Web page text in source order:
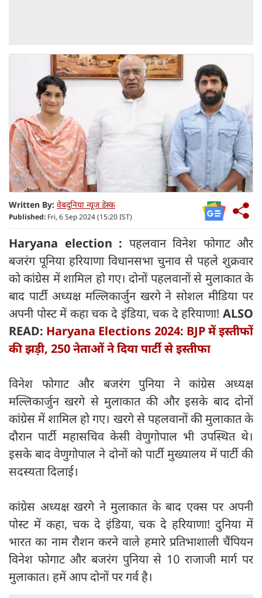
Written By: वेबदुनिया न्यूज डेस्क
Published: Fri, 6 Sep 2024 (15:20 IST)
Haryana election : पहलवान विनेश फोगाट और
बजरंग पूनिया हरियाणा विधानसभा चुनाव से पहले शुक्रवार
को कांग्रेस में शामिल हो गए। दोनों पहलवानों से मुलाकात के
बाद पार्टी अध्यक्ष मल्लिकार्जुन खरगे ने सोशल मीडिया पर
अपनी पोस्ट में कहा चक दे इंडिया, चक दे हरियाणा! ALSO
READ: Haryana Elections 2024: BJP में इस्तीफों
की झड़ी, 250 नेताओं ने दिया पार्टी से इस्तीफा
विनेश फोगाट और बजरंग पुनिया ने कांग्रेस अध्यक्ष
मल्लिकार्जुन खरगे से मुलाकात की और इसके बाद दोनों
कांग्रेस में शामिल हो गए। खरगे से पहलवानों की मुलाकात के
दौरान पार्टी महासचिव केसी वेणुगोपाल भी उपस्थित थे।
इसके बाद वेणुगोपाल ने दोनों को पार्टी मुख्यालय में पार्टी की
सदस्यता दिलाई।
कांग्रेस अध्यक्ष खरगे ने मुलाकात के बाद एक्स पर अपनी
पोस्ट में कहा, चक दे इंडिया, चक दे हरियाणा! दुनिया में
भारत का नाम रौशन करने वाले हमारे प्रतिभाशाली चैंपियन
विनेश फोगाट और बजरंग पुनिया से 10 राजाजी मार्ग पर
मुलाकात। हमें आप दोनों पर गर्व है।